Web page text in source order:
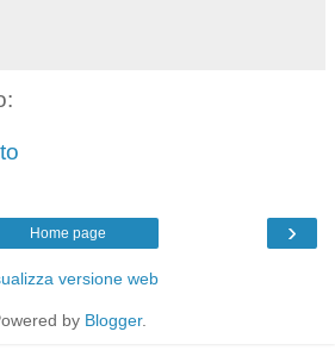
›
Home page
versione web
by Blogger.